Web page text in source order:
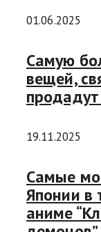
01.06.2025
Самую
вещей,
19.11.2025
Самые
Японии в
аниме